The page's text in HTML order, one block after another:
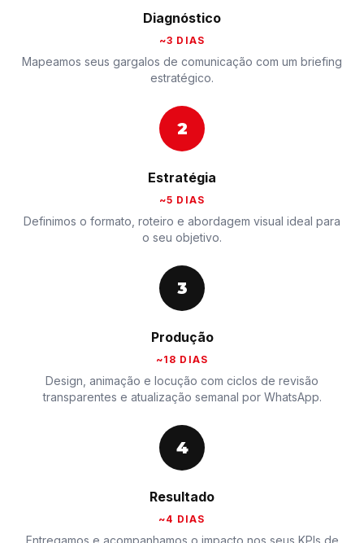
Diagnóstico
~3 DIAS
Mapeamos seus gargalos de comunicação com um briefing
estratégico.
2
Estratégia
~5 DIAS
Definimos o formato, roteiro e abordagem visual ideal para
o seu objetivo.
3
Produção
~18 DIAS
Design, animação e locução com ciclos de revisão
transparentes e atualização semanal por WhatsApp.
4
Resultado
~4 DIAS
Entregamos e acompanhamos o impacto nos seus KPIs de